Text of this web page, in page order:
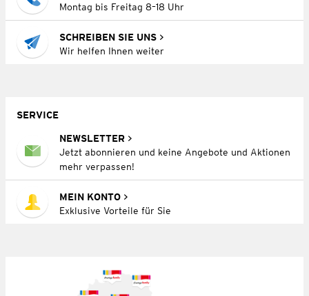
Montag bis Freitag 8–18 Uhr
SCHREIBEN SIE UNS
Wir helfen Ihnen weiter
SERVICE
NEWSLETTER
Jetzt abonnieren und keine Angebote und Aktionen
mehr verpassen!
MEIN KONTO
Exklusive Vorteile für Sie